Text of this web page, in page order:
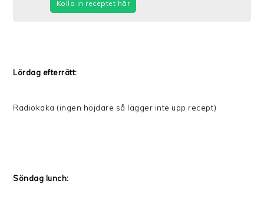
Kolla in receptet här
Lördag efterrätt:
Radiokaka (ingen höjdare så lägger inte upp recept)
Söndag lunch: